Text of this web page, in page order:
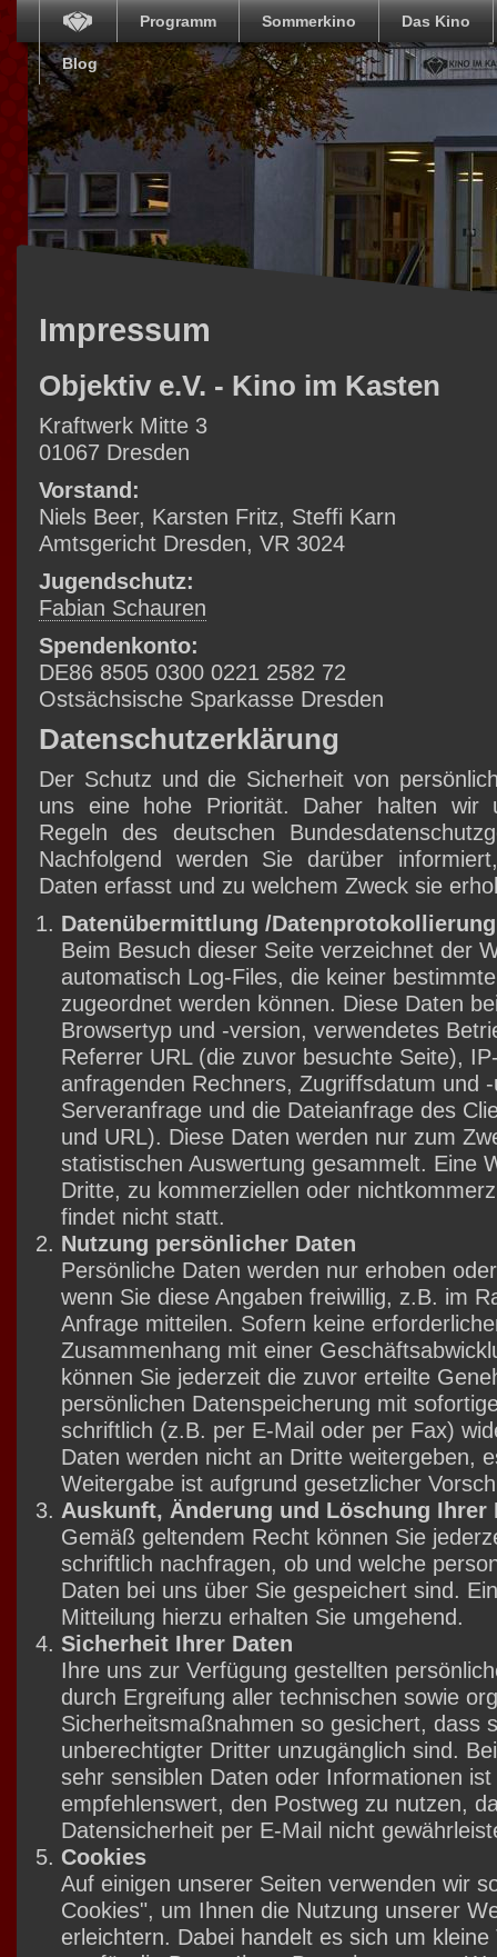
Programm Sommerkino Das Kino
Blog
Impressum
Objektiv e.V. - Kino im Kasten
Kraftwerk Mitte 3
01067 Dresden
Vorstand:
Niels Beer, Karsten Fritz, Steffi Karn
Amtsgericht Dresden, VR 3024
Jugendschutz:
Fabian Schauren
Spendenkonto:
DE86 8505 0300 0221 2582 72
Ostsächsische Sparkasse Dresden
Datenschutzerklärung
Der Schutz und die Sicherheit von
uns eine hohe Priorität. Daher halten wir
Regeln des deutschen
Nachfolgend werden Sie darüber
Daten erfasst und zu welchem Zweck sie
Datenübermittlung /Datenprotokollierung
Beim Besuch dieser Seite verzeichnet der
automatisch Log-Files, die keiner
zugeordnet werden können. Diese Daten
Browsertyp und -version, verwendetes
Referrer URL (die zuvor besuchte Seite),
anfragenden Rechners, Zugriffsdatum und
Serveranfrage und die Dateianfrage des
und URL). Diese Daten werden nur zum
statistischen Auswertung gesammelt. Eine
Dritte, zu kommerziellen oder
findet nicht statt.
Nutzung persönlicher Daten
Persönliche Daten werden nur erhoben
wenn Sie diese Angaben freiwillig, z.B. im
Anfrage mitteilen. Sofern keine
Zusammenhang mit einer
können Sie jederzeit die zuvor erteilte
persönlichen Datenspeicherung mit
schriftlich (z.B. per E-Mail oder per Fax)
Daten werden nicht an Dritte weitergeben,
Weitergabe ist aufgrund gesetzlicher
Auskunft, Änderung und Löschung Ihrer
Gemäß geltendem Recht können Sie
schriftlich nachfragen, ob und welche
Daten bei uns über Sie gespeichert sind.
Mitteilung hierzu erhalten Sie umgehend.
Sicherheit Ihrer Daten
Ihre uns zur Verfügung gestellten
durch Ergreifung aller technischen sowie
Sicherheitsmaßnahmen so gesichert, dass
unberechtigter Dritter unzugänglich sind.
sehr sensiblen Daten oder Informationen ist
empfehlenswert, den Postweg zu nutzen,
Datensicherheit per E-Mail nicht
Cookies
Auf einigen unserer Seiten verwenden wir
Cookies", um Ihnen die Nutzung unserer
erleichtern. Dabei handelt es sich um kleine